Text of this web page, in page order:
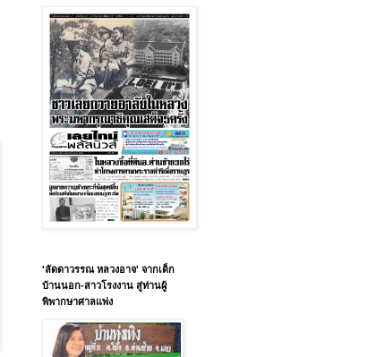
'ลัดดาวรรณ หลวงอาจ' จากเด็ก
บ้านนอก-สาวโรงงาน สู่ท่านผู้
พิพากษาศาลแพ่ง